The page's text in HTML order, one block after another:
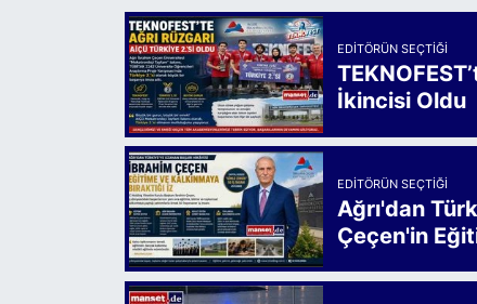
EDITÖRÜN SEÇTIĞI
İkincisi Oldu
EDITÖRÜN SEÇTIĞI
Ağrı'dan
Çeçen'in